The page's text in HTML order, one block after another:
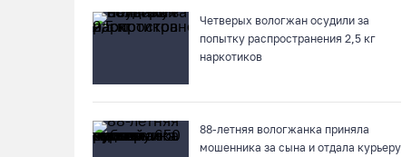
Четверых вологжан осудили за
попытку распространения 2,5 кг
наркотиков
88-летняя вологжанка приняла
мошенника за сына и отдала курьеру